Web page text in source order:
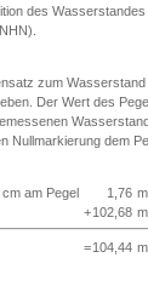
des
zum
Der Wert des
Nullmarkierung dem
am Pegel
1,76 m
+102,68
=104,44